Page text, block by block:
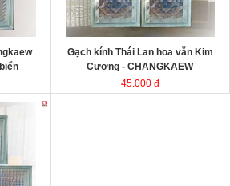
Kích thước
Đóng gói
Gạch kính Thái Lan hoa văn Kim
Cương - CHANGKAEW
45.000 đ
gạch